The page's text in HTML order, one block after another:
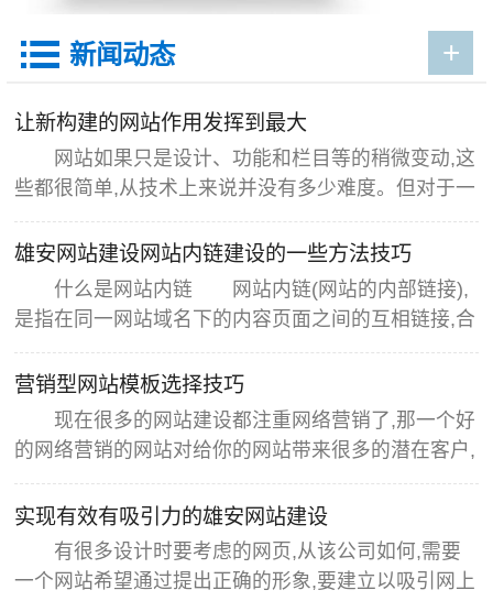
 新闻动态 +
让新构建的网站作用发挥到最大
网站如果只是设计、功能和栏目等的稍微变动,这
些都很简单,从技术上来说并没有多少难度。但对于一
些对搜索引擎特别不友好的网站,如果没有针对性的改
版,相当于只给网站换了一个外壳,对于网站本身的发
展来说,没有多大的作用。所以,不管是需要改版还是
重新建设,都要先认真分析,做好网站整体规划,找出网
雄安网站建设网站内链建设的一些方法技巧
什么是网站内链 网站内链(网站的内部链接),
是指在同一网站域名下的内容页面之间的互相链接,合
理的内链有利于提高用户体验以及搜索引擎对网站的
爬行索引效率,进而提高搜索引擎的收录与网站权
重。 很多朋友会有疑问,现在用什么方法做外链最
好,或者对自身要求比较低?我想必然是论坛,论坛很多
营销型网站模板选择技巧
现在很多的网站建设都注重网络营销了,那一个好
的网络营销的网站对给你的网站带来很多的潜在客户,
那现在的建站公司都是在很多的CMS的基础上在二次
开发做出的网站。 现在在互联网上做的有名的也
就那么几种CMS,如果我们做网站都用的话就会在互
联网上形成很多相同的网站结构,目前对于网站模板而
实现有效有吸引力的雄安网站建设
有很多设计时要考虑的网页,从该公司如何,需要
一个网站希望通过提出正确的形象,要建立以吸引网上